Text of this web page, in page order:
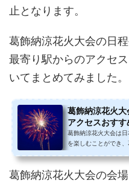
止となります。
葛飾納涼花火大会の日
最寄り駅からのアクセ
いてまとめてみました。
葛飾納涼花火
アクセスおすす
葛飾納涼花火大会は日
を楽しむことができ
葛飾納涼花火大会の会